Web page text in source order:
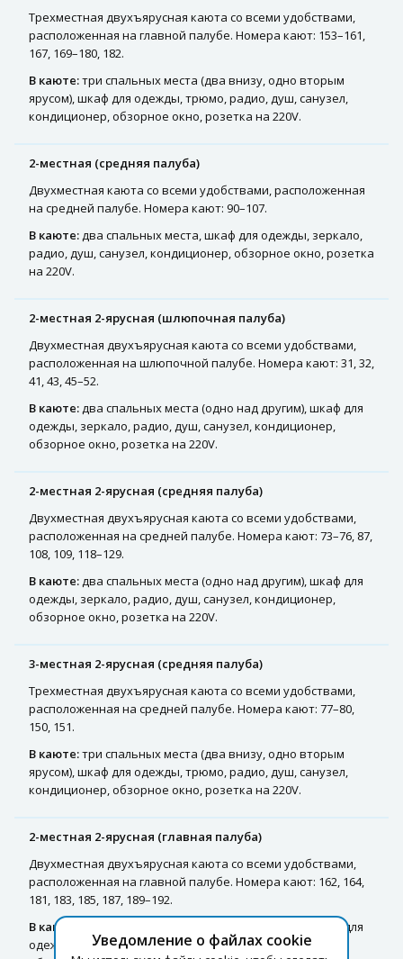
Трехместная двухъярусная каюта со всеми удобствами,
расположенная на главной палубе. Номера кают: 153–161,
167, 169–180, 182.
В каюте:три спальных места (два внизу, одно вторым
ярусом), шкаф для одежды, трюмо, радио, душ, санузел,
кондиционер, обзорное окно, розетка на 220V.
2-местная (средняя палуба)
Двухместная каюта со всеми удобствами, расположенная
на средней палубе. Номера кают: 90–107.
В каюте:два спальных места, шкаф для одежды, зеркало,
радио, душ, санузел, кондиционер, обзорное окно, розетка
на 220V.
2-местная 2-ярусная (шлюпочная палуба)
Двухместная двухъярусная каюта со всеми удобствами,
расположенная на шлюпочной палубе. Номера кают: 31, 32,
41, 43, 45–52.
В каюте:два спальных места (одно над другим), шкаф для
одежды, зеркало, радио, душ, санузел, кондиционер,
обзорное окно, розетка на 220V.
2-местная 2-ярусная (средняя палуба)
Двухместная двухъярусная каюта со всеми удобствами,
расположенная на средней палубе. Номера кают: 73–76, 87,
108, 109, 118–129.
В каюте:два спальных места (одно над другим), шкаф для
одежды, зеркало, радио, душ, санузел, кондиционер,
обзорное окно, розетка на 220V.
3-местная 2-ярусная (средняя палуба)
Трехместная двухъярусная каюта со всеми удобствами,
расположенная на средней палубе. Номера кают: 77–80,
150, 151.
В каюте:три спальных места (два внизу, одно вторым
ярусом), шкаф для одежды, трюмо, радио, душ, санузел,
кондиционер, обзорное окно, розетка на 220V.
2-местная 2-ярусная (главная палуба)
Двухместная двухъярусная каюта со всеми удобствами,
расположенная на главной палубе. Номера кают: 162, 164,
181, 183, 185, 187, 189–192.
В каюте:
два спальных места (одно над другим), шкаф для
одежды, зеркало, радио, душ, санузел, кондиционер,
Уведомление о файлах cookie